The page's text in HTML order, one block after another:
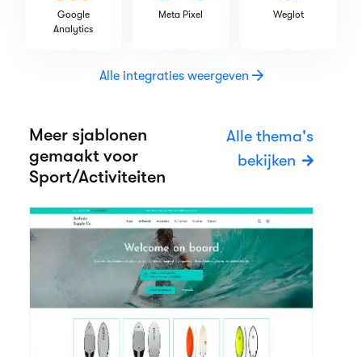
Google
Analytics
Meta Pixel Weglot
Alle integraties weergeven
Meer sjablonen
gemaakt voor
Sport/Activiteiten
Alle thema's
bekijken